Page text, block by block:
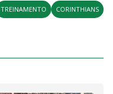
TREINAMENTO CORINTHIANS